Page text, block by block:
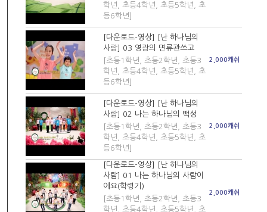
학년, 초등4학년, 초등5학년, 초
등6학년]
[다운로드-영상] [난 하나님의
사람] 03 영광의 면류관쓰고
[초등1학년, 초등2학년, 초등3
학년, 초등4학년, 초등5학년, 초
등6학년]
2,000캐쉬
[다운로드-영상] [난 하나님의
사람] 02 나는 하나님의 백성
[초등1학년, 초등2학년, 초등3
학년, 초등4학년, 초등5학년, 초
등6학년]
2,000캐쉬
[다운로드-영상] [난 하나님의
사람] 01 나는 하나님의 사람이
에요(학령기)
[초등1학년, 초등2학년, 초등3
학년, 초등4학년, 초등5학년, 초
2,000캐쉬